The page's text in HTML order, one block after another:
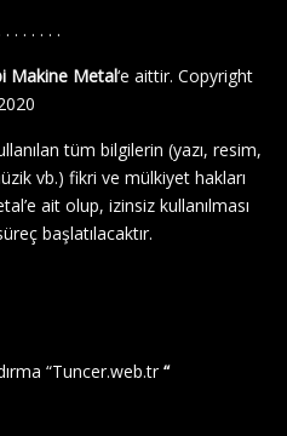
. . . . . . .
Makine Metal‘e aittir. Copyright
tüm bilgilerin (yazı, resim,
vb.) fikri ve mülkiyet hakları
ait olup, izinsiz kullanılması
başlatılacaktır.
“Tuncer.web.tr“